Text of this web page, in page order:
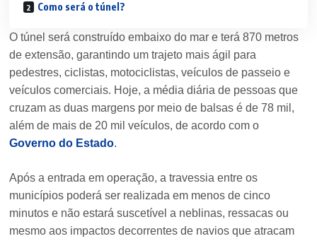
Como será o túnel?
O túnel será construído embaixo do mar e terá 870 metros
de extensão, garantindo um trajeto mais ágil para
pedestres, ciclistas, motociclistas, veículos de passeio e
veículos comerciais. Hoje, a média diária de pessoas que
cruzam as duas margens por meio de balsas é de 78 mil,
além de mais de 20 mil veículos, de acordo com o
Governo do Estado.
Após a entrada em operação, a travessia entre os
municípios poderá ser realizada em menos de cinco
minutos e não estará suscetível a neblinas, ressacas ou
mesmo aos impactos decorrentes de navios que atracam